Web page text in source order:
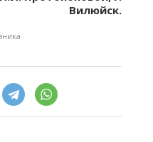
Вилюйск.